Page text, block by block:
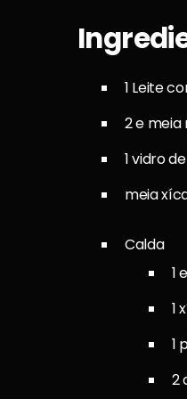
1 Leite
2 e meia
1 vidro
meia
Calda
1
1
1
2